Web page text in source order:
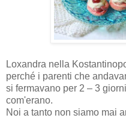
Loxandra nella
perché i parenti che
si fermavano per 2 – 3
com'erano.
Noi a tanto non siamo mai